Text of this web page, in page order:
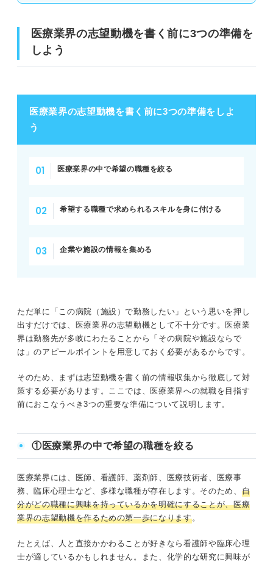
医療業界の志望動機を書く前に3つの準備を
しよう
医療業界の志望動機を書く前に3つの準備をしよ
う
医療業界の中で希望の職種を絞る
希望する職種で求められるスキルを身に付ける
企業や施設の情報を集める
ただ単に「この病院（施設）で勤務したい」という思いを押し
出すだけでは、医療業界の志望動機として不十分です。医療業
界は勤務先が多岐にわたることから「その病院や施設ならで
は」のアピールポイントを用意しておく必要があるからです。
そのため、まずは志望動機を書く前の情報収集から徹底して対
策する必要があります。ここでは、医療業界への就職を目指す
前におこなうべき3つの重要な準備について説明します。
①医療業界の中で希望の職種を絞る
医療業界には、医師、看護師、薬剤師、医療技術者、医療事
務、臨床心理士など、多様な職種が存在します。そのため、 自
分がどの職種に興味を持っているかを明確にすることが、医療
業界の志望動機を作るための第一歩になります。
たとえば、人と直接かかわることが好きなら看護師や臨床心理
士が適しているかもしれません。また、化学的な研究に興味が
複数の職種に当てはまる書き方をしない
病院・クリニックの例文①
製薬会社の例文②
しよう！